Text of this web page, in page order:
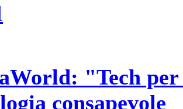
"Tech
consapevole